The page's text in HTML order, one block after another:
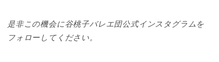
是非この機会に谷桃子バレエ団公式インスタグラムを
フォローしてください。